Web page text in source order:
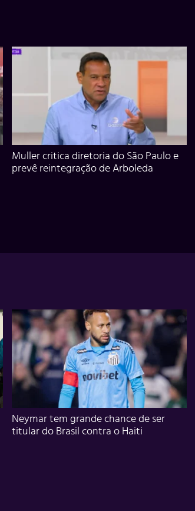
Muller critica diretoria do São Paulo e
prevê reintegração de Arboleda
Neymar tem grande chance de ser
titular do Brasil contra o Haiti